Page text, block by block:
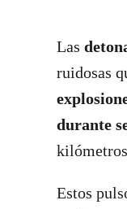
Las
ruidosas
durante
Estos